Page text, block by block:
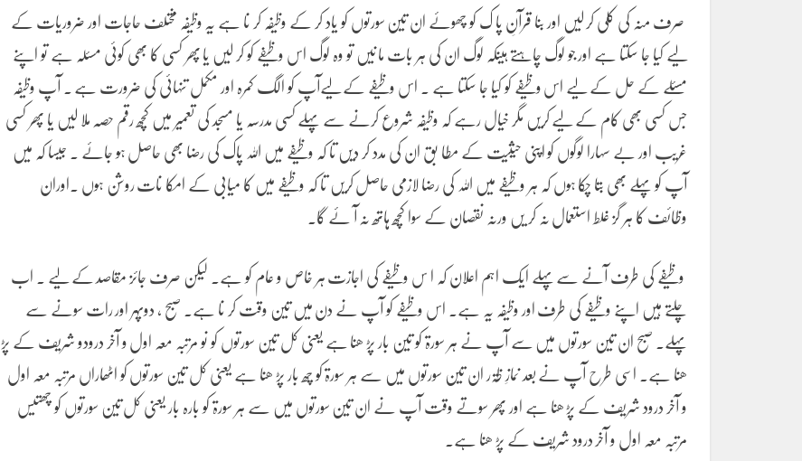
صرف منہ کی کلی کر لیں اور بنا قرآنِ پا ک کو چھوئے ان تین سورتوں کو یاد کر کے وظیفہ کر نا ہے یہ وظیفہ مختلف حاجات اور ضروریات کے
لیے کیا جا سکتا ہے اور جو لوگ چاہتے ہیںکہ لوگ ان کی ہر بات ما نیں تو وہ لوگ اس وظیفے کو کر لیں یا پھر کسی کا بھی کوئی مسئلہ ہے تو اپنے
مسئلے کے حل کے لیے اس وظیفے کو کیا جا سکتا ہے ۔ اس وظیفے کے لیےآپ کو الگ کمرہ اور مکمل تنہائی کی ضرورت ہے ۔ آپ وظیفہ
جس کسی بھی کام کے لیے کریں مگر خیال رہے کہ وظیفہ شروع کرنے سے پہلے کسی مدرسہ یا مسجد کی تعمیر میں کچھ رقم حصہ ملا لیں یا پھر کسی
غریب اور بے سہارا لوگوں کو اپنی حیثیت کے مطا بق ان کی مدد کر دیں تا کہ وظیفے میں اللہ پاک کی رضا بھی حاصل ہو جائے ۔ جیسا کہ میں
آپ کو پہلے بھی بتا چکا ہوں کہ ہر وظیفے میں اللہ کی رضا لازمی حاصل کریں تا کہ وظیفے میں کا میابی کے امکا نات روشن ہوں ۔اوران
وظائف کا ہر گز غلط استعمال نہ کر یں ورنہ نقصان کے سوا کچھ ہاتھ نہ آ ئے گا۔
وظیفے کی طرف آنے سے پہلے ایک اہم اعلان کہ ا س وظیفے کی اجازت ہر خاص و عام کو ہے۔ لیکن صرف جائز مقاصد کے لیے ۔ اب
چلتے ہیں اپنے وظیفے کی طرف اور وظیفہ یہ ہے۔ اس وظیفے کو آپ نے دن میں تین وقت کر نا ہے۔ صبح ، دوپہر اور رات سونے سے
پہلے۔ صبح ان تین سورتوں میں سے آپ نے ہر سورۃ کو تین بار پڑ ھنا ہے یعنی کل تین سورتوں کو نو مرتبہ معہ اول و آخر درودو شریف کے پڑ
ھنا ہے۔ اسی طرح آپ نے بعد نمازِ ظۃر ان تین سورتوں میں سے ہر سورۃ کو چھ بار پڑ ھنا ہے یعنی کل تین سورتوں کو اٹھاراں مرتبہ معہ اول
و آخر درود شریف کے پڑ ھنا ہے اور پھر سوتے وقت آپ نے ان تین سورتوں میں سے ہر سورۃ کو بارہ بار یعنی کل تین سورتوں کو چھتیس
مرتبہ معہ اول و آخر درود شریف کے پڑ ھنا ہے۔